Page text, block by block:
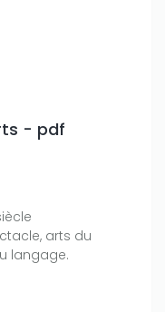
- pdf
arts du
langage.